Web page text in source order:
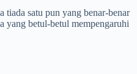
tiada satu pun yang benar-benar
yang betul-betul mempengaruhi